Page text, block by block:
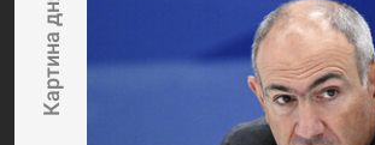
Картина дня